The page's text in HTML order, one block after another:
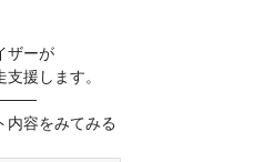
ザーが
援します。
容をみてみる